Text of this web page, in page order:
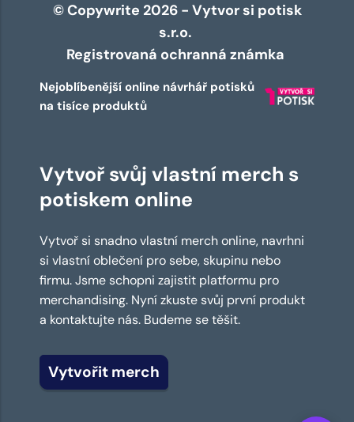
© Copywrite 2026 - Vytvor si potisk
s.r.o.
Registrovaná ochranná známka
Nejoblíbenější online návrhář potisků
na tisíce produktů
Vytvoř svůj vlastní merch s
potiskem online
Vytvoř si snadno vlastní merch online, navrhni
si vlastní oblečení pro sebe, skupinu nebo
firmu. Jsme schopni zajistit platformu pro
merchandising. Nyní zkuste svůj první produkt
a kontaktujte nás. Budeme se těšit.
Vytvořit merch